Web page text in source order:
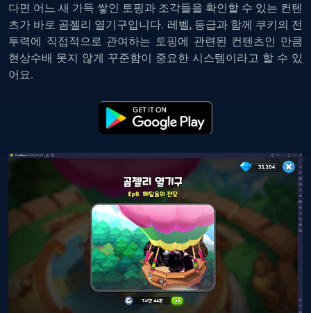
다면 어느 새 가득 쌓인 토핑과 조각들을 확인할 수 있는 컨텐
츠가 바로 곰젤리 열기구입니다. 레벨, 등급과 함께 쿠키의 전
투력에 직접적으로 관여하는 토핑에 관련된 컨텐츠인 만큼
현상수배 못지 않게 꾸준함이 중요한 시스템이라고 할 수 있
어요.